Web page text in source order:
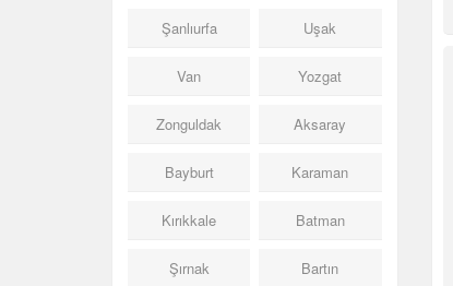
Şanlıurfa Uşak
Van Yozgat
Zonguldak Aksaray
Bayburt Karaman
Kırıkkale Batman
Şırnak Bartın